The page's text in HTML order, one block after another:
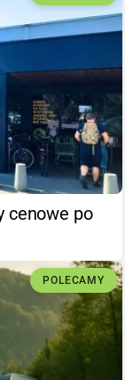
cenowe po
POLECAMY